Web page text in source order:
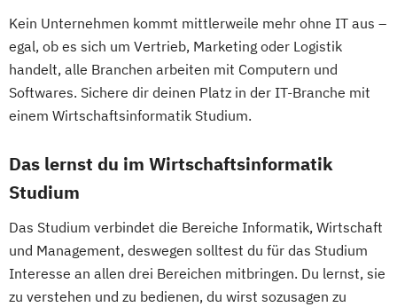
Erwachsenenbildung
Beratung und Personalentwicklung
Eventmanagement Facility Management
Finance
Accounting und Taxation (DE/EN)
Finanzmanagement für Bankkaufleute
Fintech
Gartenbau General Management
Gerontologie
Gesundheits- und Pflegepädagogik
Gesundheitsmanagement
Industriewirtschaft / Industrial
Management
Informationsdesign
Interaction Design
International Industrial Management
Journalismus und Public Relations (PR)
Logopädie Luftfahrt / Aviation
Luftverkehrsmanagement
Management internationaler
Molekularbiologie
Molekulare Mikrobiologie
Nachhaltiges Bauen
New Austrian Tunneling Method
Engineering (NATM)
Pflanzenwissenschaften Physik
Softwareentwicklung-Wirtschaft
SpaceTech - Space Systems and Business
Engineering
Traffic Accident Research
Kein Unternehmen kommt mittlerweile mehr ohne IT aus –
egal, ob es sich um Vertrieb, Marketing oder Logistik
handelt, alle Branchen arbeiten mit Computern und
Softwares. Sichere dir deinen Platz in der IT-Branche mit
einem Wirtschaftsinformatik Studium.
Das lernst du im Wirtschaftsinformatik
Studium
Das Studium verbindet die Bereiche Informatik, Wirtschaft
und Management, deswegen solltest du für das Studium
Interesse an allen drei Bereichen mitbringen. Du lernst, sie
zu verstehen und zu bedienen, du wirst sozusagen zu